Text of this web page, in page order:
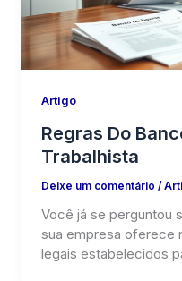
Artigo
Regras Do
Trabalhista
Deixe um comentário /
Você já se perguntou
sua empresa oferece
legais estabelecidos